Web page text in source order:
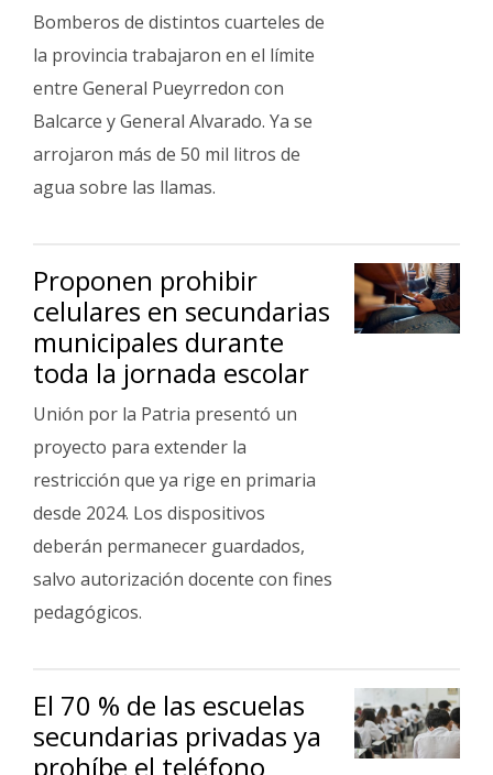
Bomberos de distintos cuarteles de
la provincia trabajaron en el límite
entre General Pueyrredon con
Balcarce y General Alvarado. Ya se
arrojaron más de 50 mil litros de
agua sobre las llamas.
Proponen prohibir
celulares en secundarias
municipales durante
toda la jornada escolar
Unión por la Patria presentó un
proyecto para extender la
restricción que ya rige en primaria
desde 2024. Los dispositivos
deberán permanecer guardados,
salvo autorización docente con fines
pedagógicos.
El 70 % de las escuelas
secundarias privadas ya
prohíbe el teléfono